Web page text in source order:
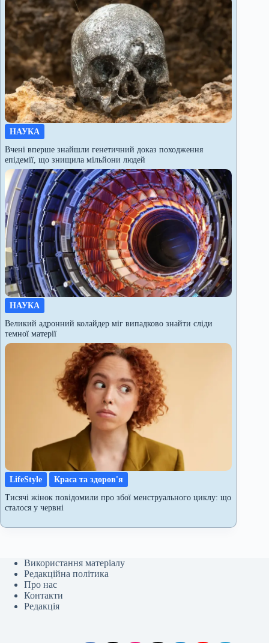
НАУКА
Вчені вперше знайшли генетичний доказ походження
епідемії, що знищила мільйони людей
НАУКА
Великий адронний колайдер міг випадково знайти сліди
темної матерії
LifeStyle
Краса та здоров'я
Тисячі жінок повідомили про збої менструального циклу: що
сталося у червні
Використання матеріалу
Редакційна політика
Про нас
Контакти
Редакція